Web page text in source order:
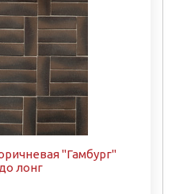
"Гамбург"
лонг